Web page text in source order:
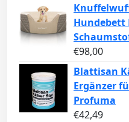
Hundebett
€98,00
Blattisan
Ergänzer
Profuma
€42,49